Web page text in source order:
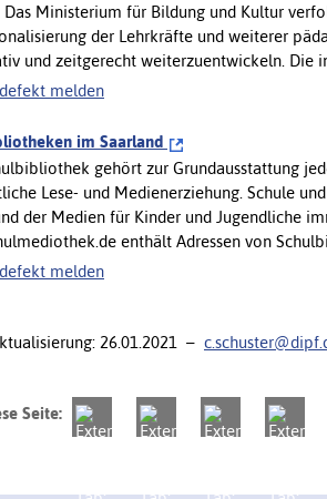
Das Ministerium für Bildung und Kultur
der Lehrkräfte und weiterer
und zeitgerecht weiterzuentwickeln. Die
melden
im Saarland
gehört zur Grundausstattung
Lese- und Medienerziehung. Schule
der Medien für Kinder und Jugendliche
enthält Adressen von
melden
26.01.2021 –
Seite: